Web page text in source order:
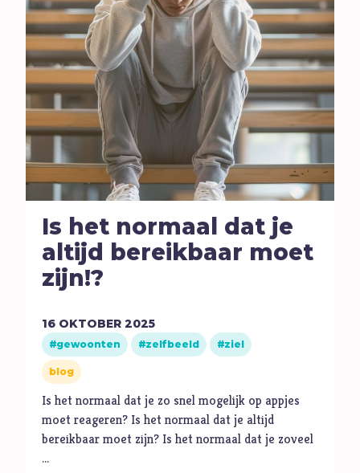
Is het normaal dat je
altijd bereikbaar moet
zijn!?
16 OKTOBER 2025
gewoonten zelfbeeld ziel
blog
Is het normaal dat je zo snel mogelijk op appjes
moet reageren? Is het normaal dat je altijd
bereikbaar moet zijn? Is het normaal dat je zoveel
…